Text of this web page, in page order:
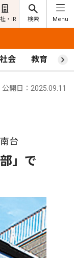
・IR 検索 Menu
社会 教育 ス
公開日：2025.09.11
台
」で